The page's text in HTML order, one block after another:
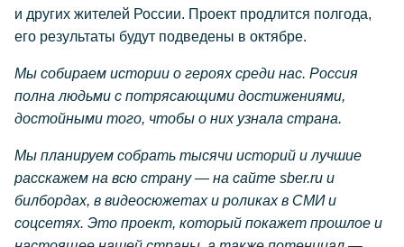
и других жителей России. Проект продлится полгода,
его результаты будут подведены в октябре.
Мы собираем истории о героях среди нас. Россия
полна людьми с потрясающими достижениями,
достойными того, чтобы о них узнала страна.
Мы планируем собрать тысячи историй и лучшие
расскажем на всю страну — на сайте sber.ru и
билбордах, в видеосюжетах и роликах в СМИ и
соцсетях. Это проект, который покажет прошлое и